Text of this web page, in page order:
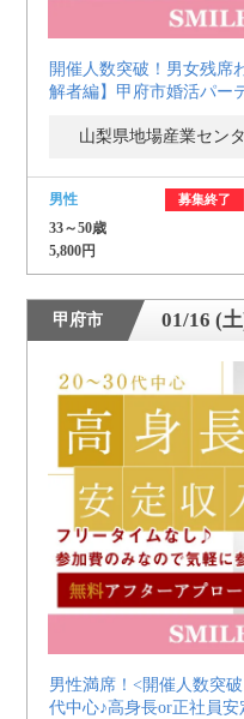
開催人数突破！男女残
解者編】甲府市婚活パー
山梨県地場産業セ
男性 募集終了
33～50歳
5,800円
甲府市 01/16 (
男性満席！<開催人数突
代中心♪高身長or正社員